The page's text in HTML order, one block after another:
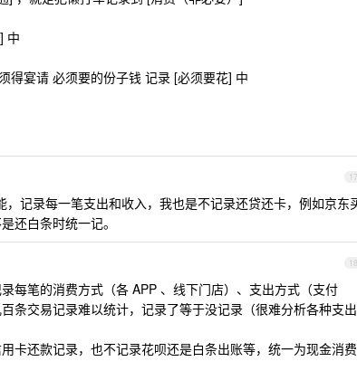
中
得宴请 必须要的份子钱 记录 [必须要花] 中
17
记录每一笔支出和收入，我也是不记录还贷还卡，例如京东
还白条时统一记。
18
每笔的消费方式（各 APP 、线下门店）、支出方式（支付
条交易记录难以统计，记录了等于没记录（很难分析各种支出
卡还款记录，也不记录花呗还是白条出账等，统一为现金消费